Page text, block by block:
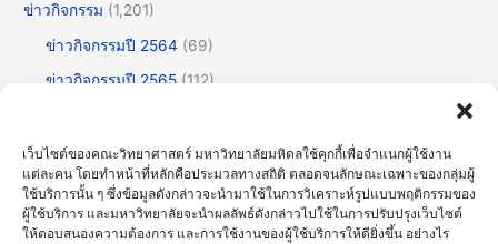
เว็บไซต์ของคณะวิทยาศาสตร์ มหาวิทยาลัยมหิดลใช้คุกกี้เพื่อจำแนกผู้ใช้งาน
แต่ละคน โดยทำหน้าที่หลักคือประมวลทางสถิติ ตลอดจนลักษณะเฉพาะของกลุ่มผู้
ใช้บริการนั้น ๆ ซึ่งข้อมูลดังกล่าวจะนำมาใช้ในการวิเคราะห์รูปแบบพฤติกรรมของ
ผู้ใช้บริการ และมหาวิทยาลัยจะนำผลลัพธ์ดังกล่าวไปใช้ในการปรับปรุงเว็บไซต์
ให้ตอบสนองความต้องการ และการใช้งานของผู้ใช้บริการให้ดียิ่งขึ้น อย่างไร
ข่าวกิจกรรม (1,201)
ข่าวกิจกรรมปี 2564 (69)
ข่าวกิจกรรมปี 2565 (112)
ข่าวกิจกรรมปี 2567(252)
ข่าวกิจกรรมปี 2568(355)
ข่าวกิจกรรมปี 2569(191)